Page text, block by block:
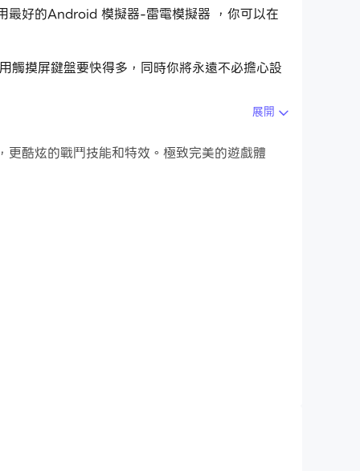
好的Android 模擬器-雷電模擬器 ，你可以在
摸屏鍵盤要快得多，同時你將永遠不必擔心設
展開
酷炫的戰鬥技能和特效。極致完美的遊戲體